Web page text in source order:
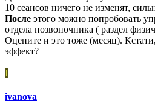
10 сеансов ничего не изменят,
После этого можно попробовать
отдела позвоночника ( раздел
Оцените и это тоже (месяц).
эффект?
I
ivanova